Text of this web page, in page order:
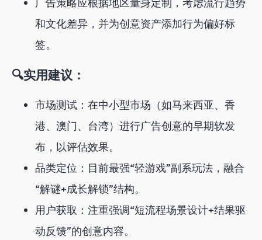
广告策略应根据地区量身定制，考虑流行趋势
和文化差异，并为创意资产添加行为偏好标
签。
🔍实用建议：
市场测试：在中小型市场（如马来西亚、香
港、澳门、台湾）进行广告创意的早期软发
布，以评估效果。
品类定位：目前最强“轻游戏”副系玩法，融合
“解谜+成长解锁”结构。
用户获取：注重强调“短流程场景设计+结果驱
动反馈”的创意内容。